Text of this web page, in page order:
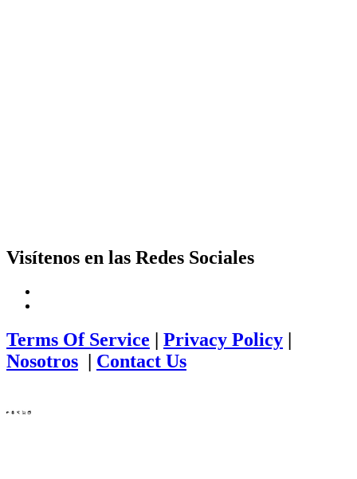
Visítenos en las Redes Sociales
Terms Of Service Privacy Policy
Nosotros
Contact Us